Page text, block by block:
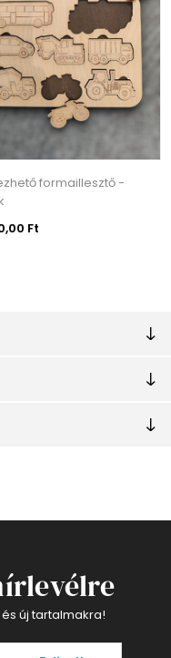
formaillesztő -
Ft
új tartalmakra!